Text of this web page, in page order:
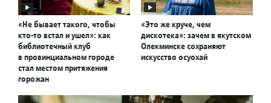
«Не бывает такого, чтобы
кто-то встал и ушел»: как
библиотечный клуб
в провинциальном городе
стал местом притяжения
горожан
«Это же круче, чем
дискотека»: зачем в якутском
Олекминске сохраняют
искусство осуохай